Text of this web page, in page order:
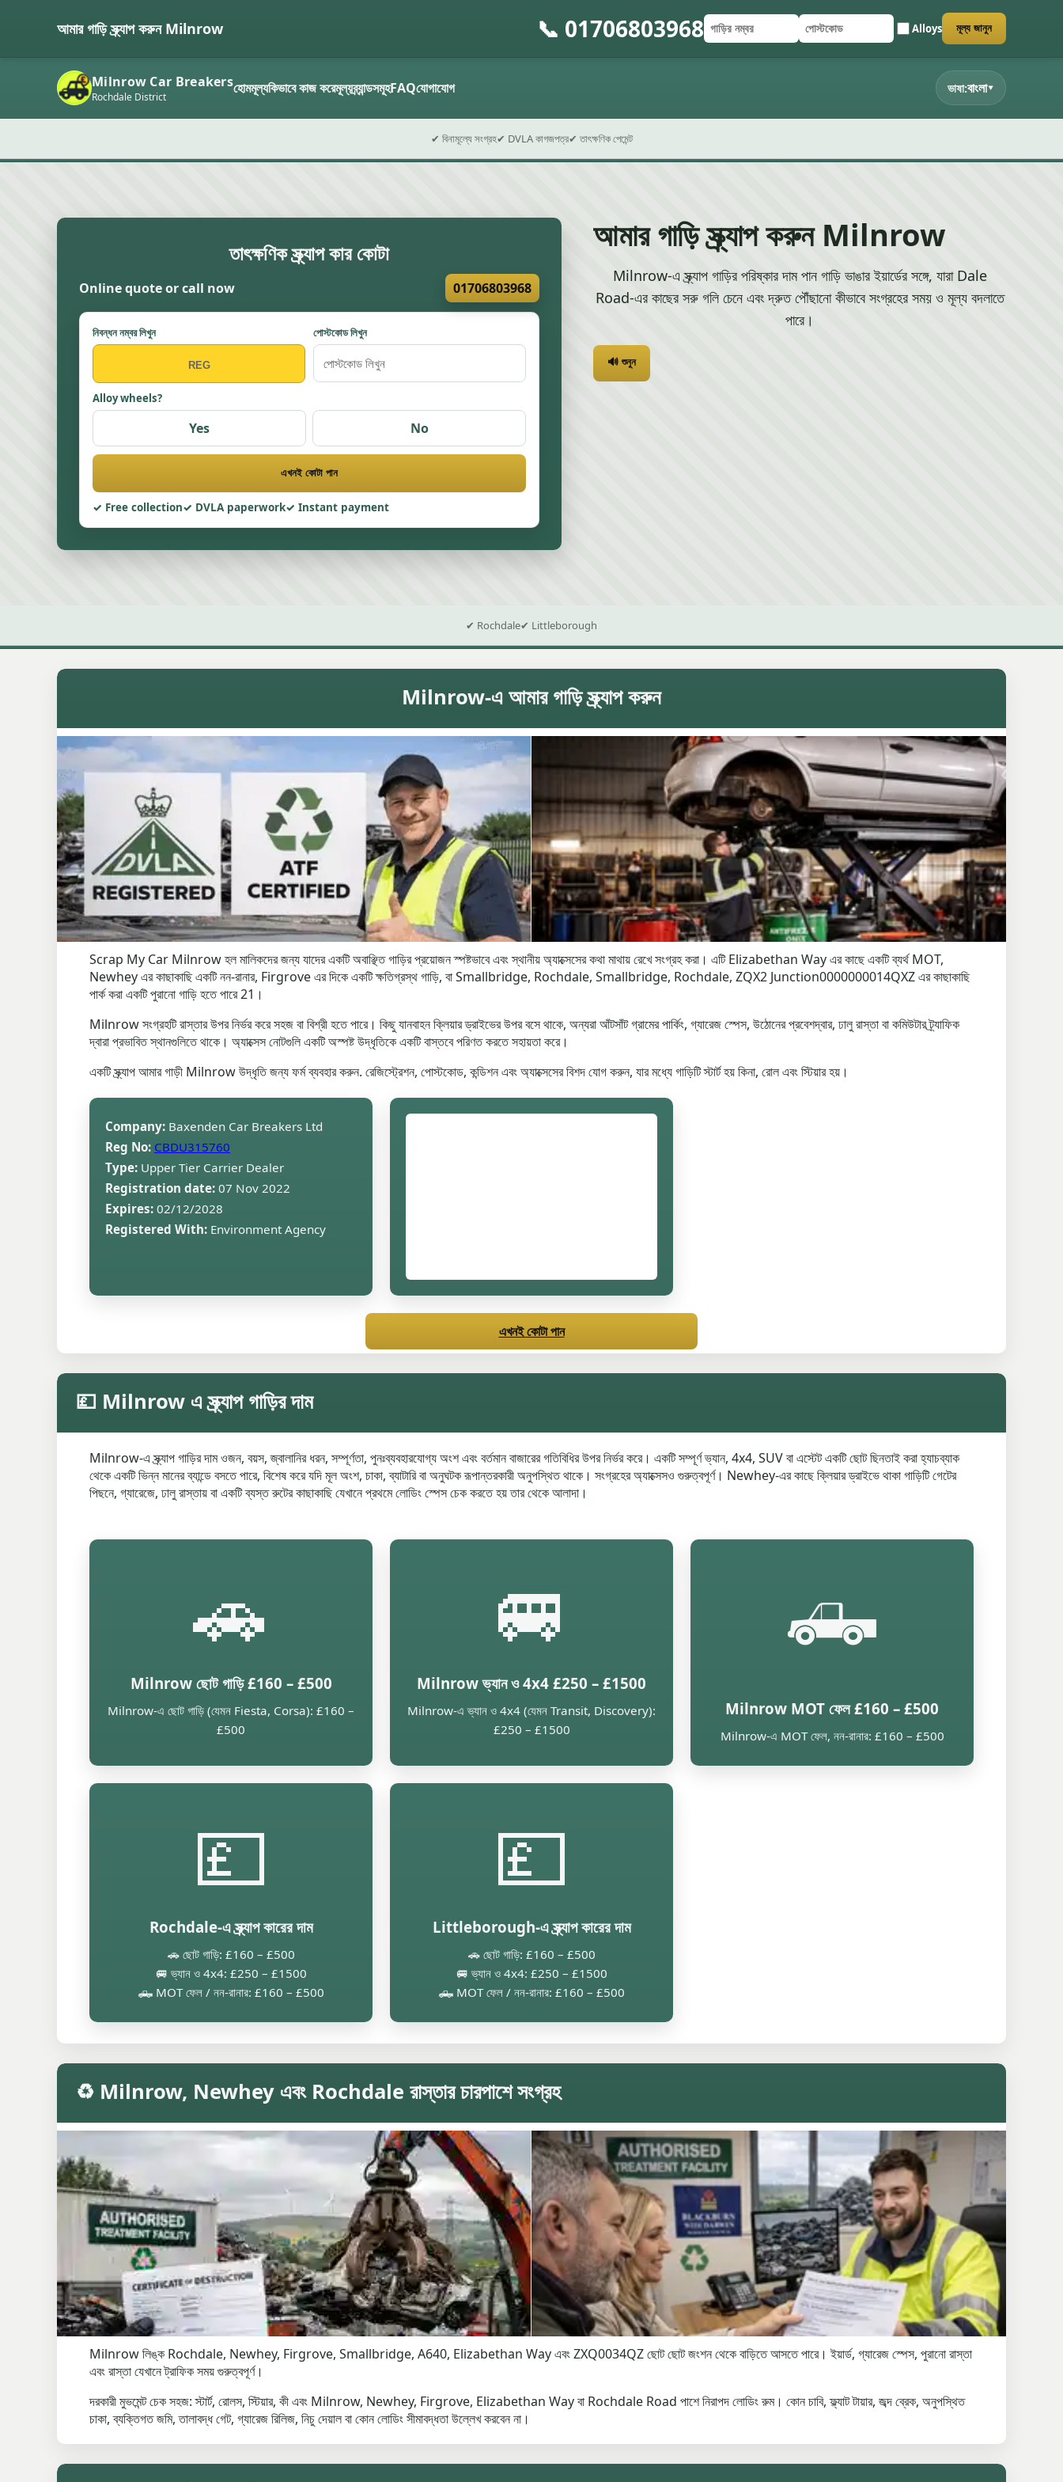
আমার গাড়ি স্ক্র্যাপ করুন Milnrow 📞 01706803968গাড়ির নম্বর
পোস্টকোড Alloys
ফর্ম জমা দিন মূল্য জানুন
Milnrow Car Breakers
Rochdale District হোমমূল্যকিভাবে কাজ করেমূল্যব্র্যান্ডসমূহFAQযোগাযোগ ভাষা:বাংলা▾
✔ বিনামূল্যে সংগ্রহ✔ DVLA কাগজপত্র✔ তাৎক্ষণিক পেমেন্ট
তাৎক্ষণিক স্ক্র্যাপ কার কোটা
Online quote or call now 01706803968
নিবন্ধন নম্বর লিখুন পোস্টকোড লিখুন
Alloy wheels?
Yes No
এখনই কোটা পান
Free collection DVLA paperwork Instant payment
আমার গাড়ি স্ক্র্যাপ করুন Milnrow
Milnrow-এ স্ক্র্যাপ গাড়ির পরিষ্কার দাম পান গাড়ি ভাঙার ইয়ার্ডের সঙ্গে, যারা Dale
Road-এর কাছের সরু গলি চেনে এবং দ্রুত পৌঁছানো কীভাবে সংগ্রহের সময় ও মূল্য বদলাতে
পারে।
🔊 শুনুন
✔ Rochdale✔ Littleborough
Milnrow-এ আমার গাড়ি স্ক্র্যাপ করুন
Scrap My Car Milnrow হল মালিকদের জন্য যাদের একটি অবাঞ্ছিত গাড়ির প্রয়োজন স্পষ্টভাবে এবং স্থানীয় অ্যাক্সেসের কথা মাথায় রেখে সংগ্রহ করা। এটি Elizabethan Way এর কাছে একটি ব্যর্থ MOT,
Newhey এর কাছাকাছি একটি নন-রানার, Firgrove এর দিকে একটি ক্ষতিগ্রস্থ গাড়ি, বা Smallbridge, Rochdale, Smallbridge, Rochdale, ZQX2 Junction0000000014QXZ এর কাছাকাছি
পার্ক করা একটি পুরানো গাড়ি হতে পারে 21।
Milnrow সংগ্রহটি রাস্তার উপর নির্ভর করে সহজ বা বিশ্রী হতে পারে। কিছু যানবাহন ক্লিয়ার ড্রাইভের উপর বসে থাকে, অন্যরা আঁটসাঁট গ্রামের পার্কিং, গ্যারেজ স্পেস, উঠোনের প্রবেশদ্বার, ঢালু রাস্তা বা কমিউটার ট্র্যাফিক
দ্বারা প্রভাবিত স্থানগুলিতে থাকে। অ্যাক্সেস নোটগুলি একটি অস্পষ্ট উদ্ধৃতিকে একটি বাস্তবে পরিণত করতে সহায়তা করে।
একটি স্ক্র্যাপ আমার গাড়ী Milnrow উদ্ধৃতি জন্য ফর্ম ব্যবহার করুন. রেজিস্ট্রেশন, পোস্টকোড, কন্ডিশন এবং অ্যাক্সেসের বিশদ যোগ করুন, যার মধ্যে গাড়িটি স্টার্ট হয় কিনা, রোল এবং স্টিয়ার হয়।
Company: Baxenden Car Breakers Ltd
Reg No: CBDU315760
Type: Upper Tier Carrier Dealer
Registration date: 07 Nov 2022
Expires: 02/12/2028
Registered With: Environment Agency
এখনই কোটা পান
💷 Milnrow এ স্ক্র্যাপ গাড়ির দাম
Milnrow-এ স্ক্র্যাপ গাড়ির দাম ওজন, বয়স, জ্বালানির ধরন, সম্পূর্ণতা, পুনঃব্যবহারযোগ্য অংশ এবং বর্তমান বাজারের গতিবিধির উপর নির্ভর করে। একটি সম্পূর্ণ ভ্যান, 4x4, SUV বা এস্টেট একটি ছোট ছিনতাই করা হ্যাচব্যাক
থেকে একটি ভিন্ন মানের ব্যান্ডে বসতে পারে, বিশেষ করে যদি মূল অংশ, চাকা, ব্যাটারি বা অনুঘটক রূপান্তরকারী অনুপস্থিত থাকে। সংগ্রহের অ্যাক্সেসও গুরুত্বপূর্ণ। Newhey-এর কাছে ক্লিয়ার ড্রাইভে থাকা গাড়িটি গেটের
পিছনে, গ্যারেজে, ঢালু রাস্তায় বা একটি ব্যস্ত রুটের কাছাকাছি যেখানে প্রথমে লোডিং স্পেস চেক করতে হয় তার থেকে আলাদা।
🚗
Milnrow ছোট গাড়ি £160 – £500
Milnrow-এ ছোট গাড়ি (যেমন Fiesta, Corsa): £160 –
£500
🚐
Milnrow ভ্যান ও 4x4 £250 – £1500
Milnrow-এ ভ্যান ও 4x4 (যেমন Transit, Discovery):
£250 – £1500
🛻
Milnrow MOT ফেল £160 – £500
Milnrow-এ MOT ফেল, নন-রানার: £160 – £500
💷
Rochdale-এ স্ক্র্যাপ কারের দাম
🚗 ছোট গাড়ি: £160 – £500
🚐 ভ্যান ও 4x4: £250 – £1500
🛻 MOT ফেল / নন-রানার: £160 – £500
💷
Littleborough-এ স্ক্র্যাপ কারের দাম
🚗 ছোট গাড়ি: £160 – £500
🚐 ভ্যান ও 4x4: £250 – £1500
🛻 MOT ফেল / নন-রানার: £160 – £500
♻️ Milnrow, Newhey এবং Rochdale রাস্তার চারপাশে সংগ্রহ
Milnrow লিঙ্ক Rochdale, Newhey, Firgrove, Smallbridge, A640, Elizabethan Way এবং ZXQ0034QZ ছোট ছোট জংশন থেকে বাড়িতে আসতে পারে। ইয়ার্ড, গ্যারেজ স্পেস, পুরানো রাস্তা
এবং রাস্তা যেখানে ট্রাফিক সময় গুরুত্বপূর্ণ।
দরকারী মুভমেন্ট চেক সহজ: স্টার্ট, রোলস, স্টিয়ার, কী এবং Milnrow, Newhey, Firgrove, Elizabethan Way বা Rochdale Road পাশে নিরাপদ লোডিং রুম। কোন চাবি, ফ্ল্যাট টায়ার, জব্দ ব্রেক, অনুপস্থিত
চাকা, ব্যক্তিগত জমি, তালাবদ্ধ গেট, গ্যারেজ রিলিজ, নিচু দেয়াল বা কোন লোডিং সীমাবদ্ধতা উল্লেখ করবেন না।